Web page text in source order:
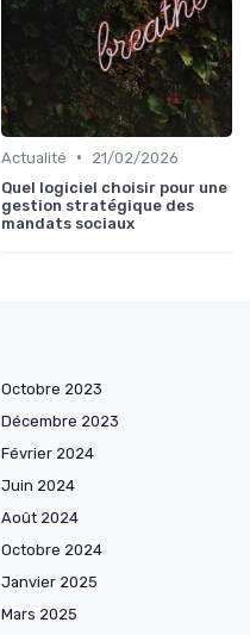
Actualité •
21/02/2026
Quel logiciel choisir pour une
gestion stratégique des
mandats sociaux
Octobre 2023
Décembre 2023
Février 2024
Juin 2024
Août 2024
Octobre 2024
Janvier 2025
Mars 2025